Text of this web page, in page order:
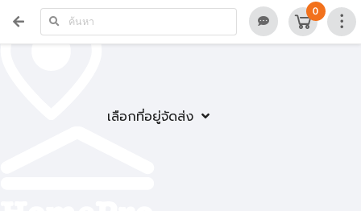
เลือกที่อยู่จัดส่ง
0